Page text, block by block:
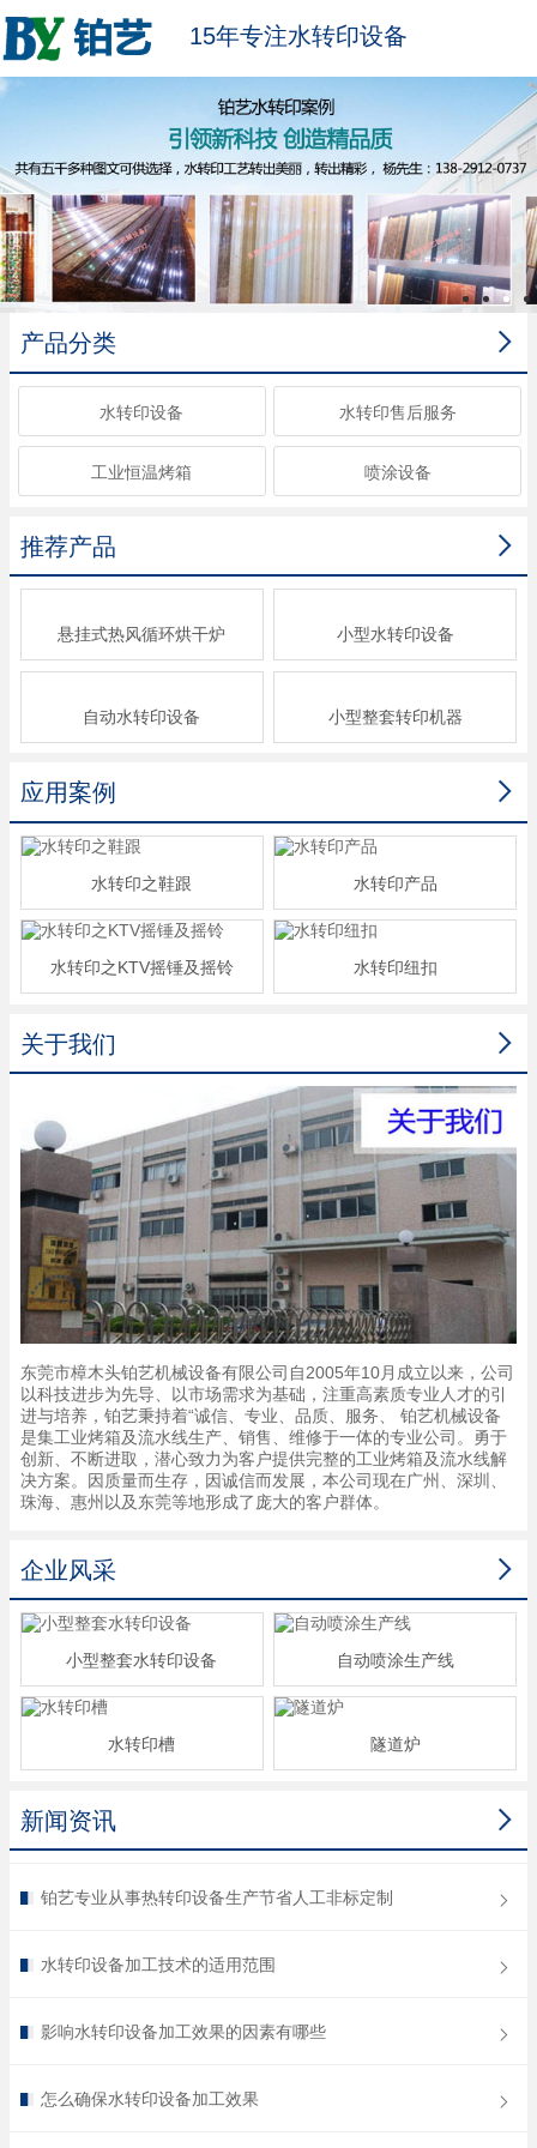
15年专注水转印设备

产品分类
水转印设备 水转印售后服务
工业恒温烤箱 喷涂设备

推荐产品
悬挂式热风循环烘干炉 小型水转印设备
自动水转印设备 小型整套转印机器

应用案例
水转印之鞋跟 水转印产品
水转印之KTV摇锤及摇铃 水转印纽扣

关于我们
东莞市樟木头铂艺机械设备有限公司自2005年10月成立以来，公司
以科技进步为先导、以市场需求为基础，注重高素质专业人才的引
进与培养，铂艺秉持着“诚信、专业、品质、服务、 铂艺机械设备
是集工业烤箱及流水线生产、销售、维修于一体的专业公司。勇于
创新、不断进取，潜心致力为客户提供完整的工业烤箱及流水线解
决方案。因质量而生存，因诚信而发展，本公司现在广州、深圳、
珠海、惠州以及东莞等地形成了庞大的客户群体。

企业风采
小型整套水转印设备 自动喷涂生产线
水转印槽 隧道炉

新闻资讯
铂艺专业从事热转印设备生产节省人工非标定制
水转印设备加工技术的适用范围
影响水转印设备加工效果的因素有哪些
怎么确保水转印设备加工效果